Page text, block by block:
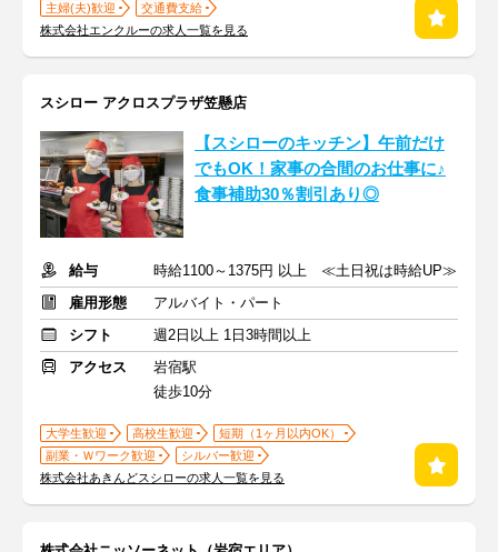
主婦(夫)歓迎
交通費支給
株式会社エンクルーの求人一覧を見る
スシロー アクロスプラザ笠懸店
【スシローのキッチン】午前だけ
でもOK！家事の合間のお仕事に♪
食事補助30％割引あり◎
給与
時給1100～1375円 以上 ≪土日祝は時給UP≫
雇用形態
アルバイト・パート
シフト
週2日以上 1日3時間以上
アクセス
岩宿駅
徒歩10分
大学生歓迎 高校生歓迎
短期（1ヶ月以内OK）
副業・Ｗワーク歓迎
シルバー歓迎
株式会社あきんどスシローの求人一覧を見る